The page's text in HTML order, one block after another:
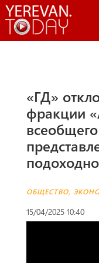
«ГД»
фракции
ОБЩЕСТВО,
15/04/2025 10:40